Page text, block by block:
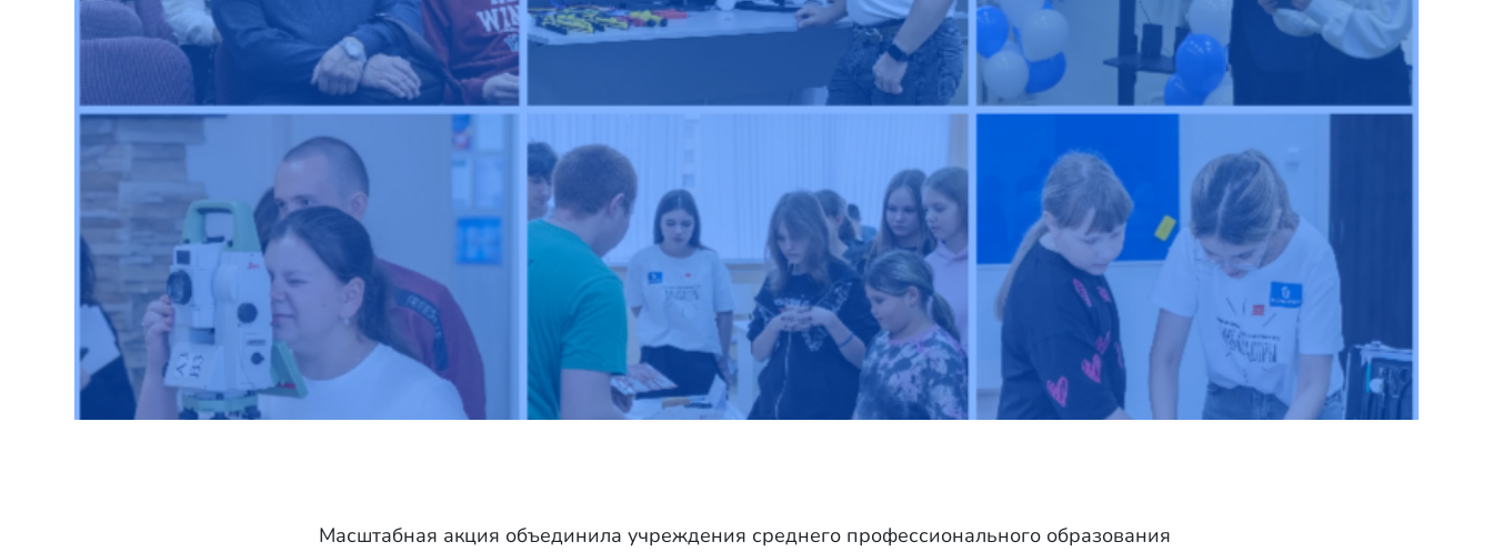
Масштабная акция объединила учреждения среднего профессионального образования